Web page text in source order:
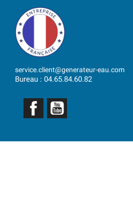
service.client@generateur-eau.com
Bureau : 04.65.84.60.82
Facebook